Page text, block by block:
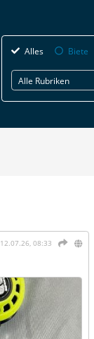
Alles Biete
Alle Rubriken
12.07.26, 08:33